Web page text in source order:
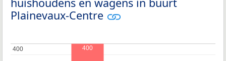
Plainevaux-Centre
400
400 400